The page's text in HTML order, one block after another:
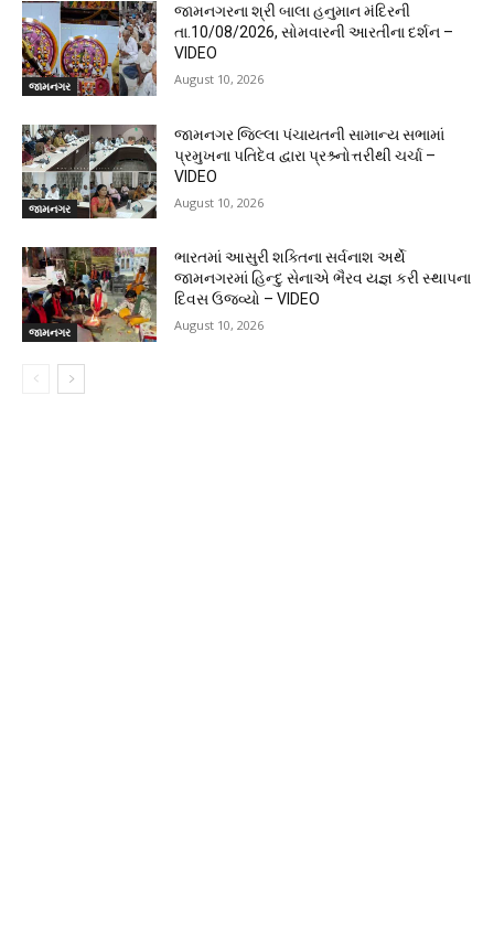
જામનગર
જામનગરના શ્રી બાલા હનુમાન મંદિરની
તા.10/08/2026, સોમવારની આરતીના દર્શન –
VIDEO
August 10, 2026
જામનગર
જામનગર જિલ્લા પંચાયતની સામાન્ય સભામાં
પ્રમુખના પતિદેવ દ્વારા પ્રશ્ર્નોત્તરીથી ચર્ચા –
VIDEO
August 10, 2026
જામનગર
ભારતમાં આસુરી શક્તિના સર્વનાશ અર્થે
જામનગરમાં હિન્દુ સેનાએ ભૈરવ યજ્ઞ કરી સ્થાપના
દિવસ ઉજવ્યો – VIDEO
August 10, 2026